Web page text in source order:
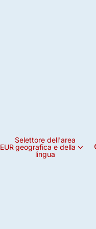
EUR
Selettore dell'area
geografica e della
lingua